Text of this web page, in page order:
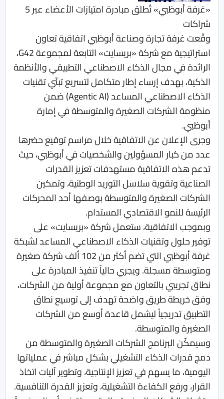
«غرفة أبوظبي» تُطلق مبادرة امتيازات الأعضاء عبر 5
شراكات
وقّعت غرفة تجارة وصناعة أبوظبي اتفاقية تعاون
استراتيجية مع شركة «بريسايت» التابعة لمجموعة G42،
الرائدة في مجال الذكاء الاصطناعي التطبيقي والأنظمة
الذكية، بهدف إرساء إطار متكامل لتسريع تبنّي تقنيات
الذكاء الاصطناعي المساعد (Agentic AI) ضمن
منظومة الشركات الصغيرة والمتوسطة في إمارة
أبوظبي.
وجرى الإعلان عن الاتفاقية خلال مراسم توقيع حضرها
عدد من كبار المسؤولين والشخصيات في أبوظبي، حيث
تدعم هذه الاتفاقية مستهدفات تعزيز القدرات
الصناعية وتقوية سلاسل التوريد الوطنية، وتمكين
الشركات الصغيرة والمتوسطة بوصفها أحد المحركات
الرئيسة للنمو الاقتصادي المستدام.
وبموجب الاتفاقية، ستعمل شركة «بريسايت» على
توفير حلول وتقنيات الذكاء الاصطناعي المساعد لشبكة
غرفة أبوظبي التي تضم أكثر من 102 ألف شركة صغيرة
ومتوسطة مسجلة. ويجري حالياً تنفيذ المبادرة على
نطاق تجريبي بالتعاون مع مجموعة أولية من الشركات،
وفق خريطة طريق واضحة تهدف إلى توسيع نطاق
التطبيق تدريجياً ليشمل قاعدة أوسع من الشركات
الصغيرة والمتوسطة.
وسيمكّن البرنامج الشركات الصغيرة والمتوسطة من
دمج قدرات الذكاء التشغيلي بشكل مباشر في عملياتها
اليومية، ما يسهم في تعزيز الإنتاجية، وتطوير آليات اتخاذ
القرار، ورفع الكفاءة التشغيلية، وتعزيز القدرة التنافسية.